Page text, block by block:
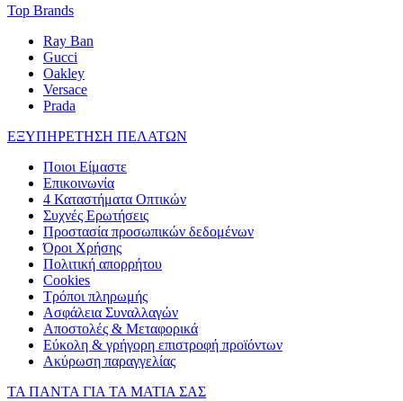
Top Brands
Ray Ban
Gucci
Oakley
Versace
Prada
ΕΞΥΠΗΡΕΤΗΣΗ ΠΕΛΑΤΩΝ
Ποιοι Είμαστε
Επικοινωνία
4 Καταστήματα Οπτικών
Συχνές Ερωτήσεις
Προστασία προσωπικών δεδομένων
Όροι Χρήσης
Πολιτική απορρήτου
Cookies
Τρόποι πληρωμής
Ασφάλεια Συναλλαγών
Αποστολές & Μεταφορικά
Εύκολη & γρήγορη επιστροφή προϊόντων
Ακύρωση παραγγελίας
ΤΑ ΠΑΝΤΑ ΓΙΑ ΤΑ ΜΑΤΙΑ ΣΑΣ